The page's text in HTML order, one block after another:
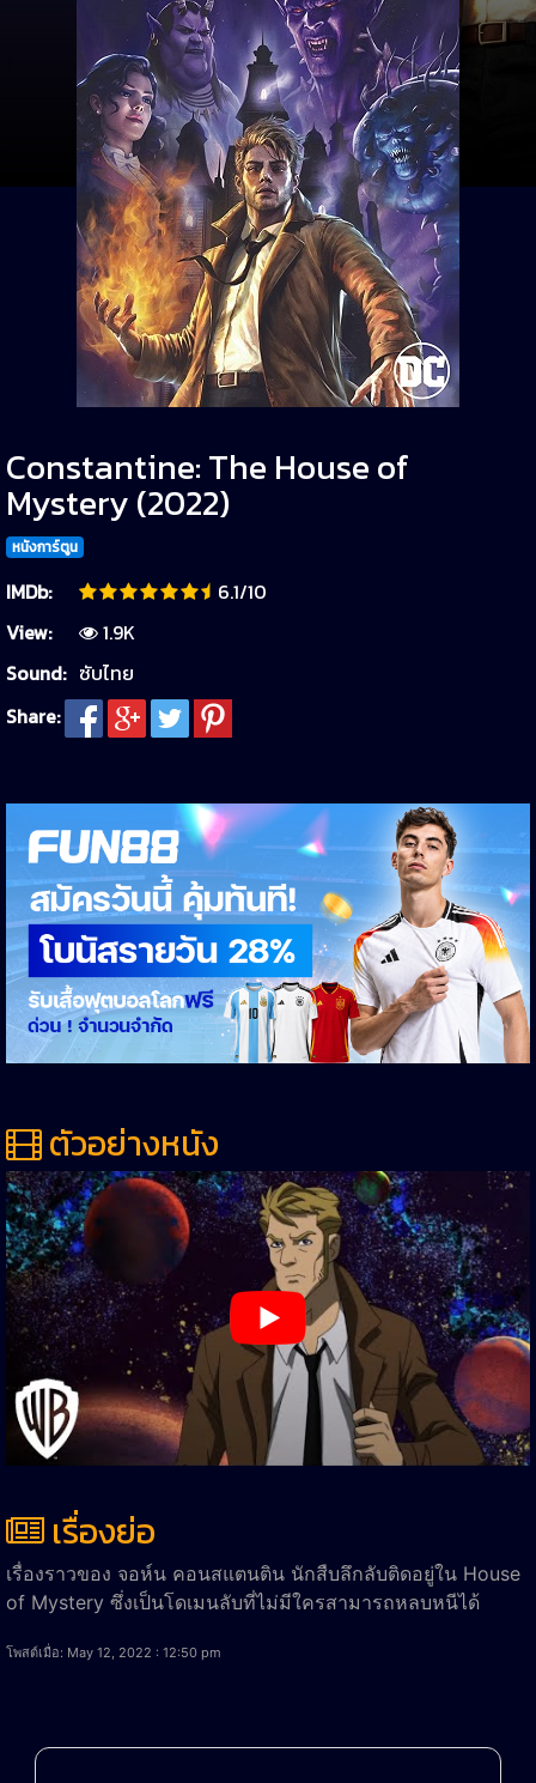
Constantine: The House of
Mystery (2022)
หนังการ์ตูน
IMDb:
6.1/10
View:
1.9K
Sound: ซับไทย
Share:
ตัวอย่างหนัง
เรื่องย่อ
เรื่องราวของ จอห์น คอนสแตนติน นักสืบลึกลับติดอยู่ใน House
of Mystery ซึ่งเป็นโดเมนลับที่ไม่มีใครสามารถหลบหนีได้
โพสต์เมื่อ: May 12, 2022 : 12:50 pm